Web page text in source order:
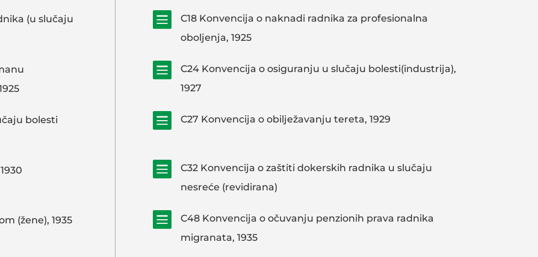
(u slučaju
bolesti
(žene), 1935

C18 Konvencija o naknadi radnika za profesionalna
oboljenja, 1925

C24 Konvencija o osiguranju u slučaju bolesti(industrija),
1927
 C27 Konvencija o obilježavanju tereta, 1929

C32 Konvencija o zaštiti dokerskih radnika u slučaju
nesreće (revidirana)

C48 Konvencija o očuvanju penzionih prava radnika
migranata, 1935